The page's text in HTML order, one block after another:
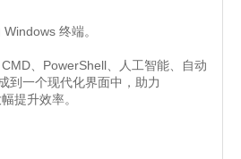
终端。
、PowerShell、人工智能、自动
到一个现代化界面中，助力
提升效率。